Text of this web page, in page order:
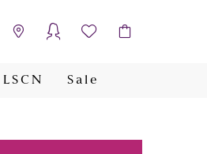
LSCN Sale